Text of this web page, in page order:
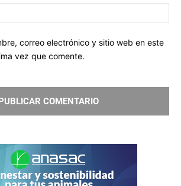
correo electrónico y sitio web en este
vez que comente.